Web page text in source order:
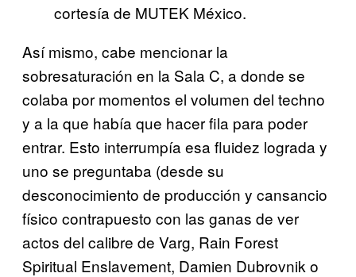
cortesía de MUTEK México.
Así mismo, cabe mencionar la
sobresaturación en la Sala C, a donde se
colaba por momentos el volumen del techno
y a la que había que hacer fila para poder
entrar. Esto interrumpía esa fluidez lograda y
uno se preguntaba (desde su
desconocimiento de producción y cansancio
físico contrapuesto con las ganas de ver
actos del calibre de Varg, Rain Forest
Spiritual Enslavement, Damien Dubrovnik o